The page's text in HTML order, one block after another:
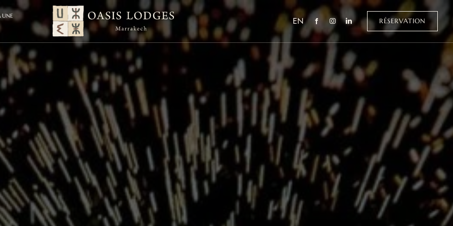
UNE
EN RÉSERVATION